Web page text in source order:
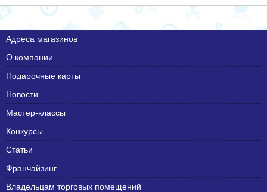
Адреса магазинов
О компании
Подарочные карты
Новости
Мастер-классы
Конкурсы
Статьи
Франчайзинг
Владельцам торговых помещений